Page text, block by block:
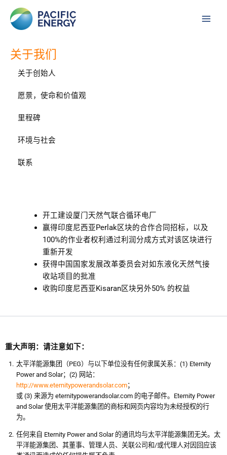
关于我们
关于创始人
愿景，使命和价值观
里程碑
环境与社会
联系
开工建设厦门天然气联合循环电厂
赢得印度尼西亚Perlak区块的合作合同招标，以及
100%的作业者权利通过利润分成方式对该区块进行
重新开发
获得中国国家发展改革委员会对如东液化天然气接
收站项目的批准
收购印度尼西亚Kisaran区块另外50% 的权益
重大声明：请注意如下：
太平洋能源集团（PEG）与以下单位没有任何隶属关系：(1) Eternity
Power and Solar；(2) 网站：
http://www.eternitypowerandsolar.com；
或 (3) 来源为 eternitypowerandsolar.com 的电子邮件。Eternity Power
and Solar 使用太平洋能源集团的商标和网页内容均为未经授权的行
为。
任何来自 Eternity Power and Solar 的通讯均与太平洋能源集团无关。太
平洋能源集团、其董事、管理人员、关联公司和/或代理人对因回应该